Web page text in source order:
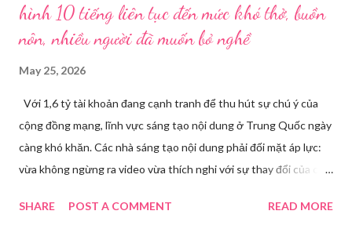
hình 10 tiếng liên tục đến mức khó thở, buồn
nôn, nhiều người đã muốn bỏ nghề
May 25, 2026
Với 1,6 tỷ tài khoản đang cạnh tranh để thu hút sự chú ý của
cộng đồng mạng, lĩnh vực sáng tạo nội dung ở Trung Quốc ngày
càng khó khăn. Các nhà sáng tạo nội dung phải đối mặt áp lực:
vừa không ngừng ra video vừa thích nghi với sự thay đổi của các
Huawei tại Hội nghị Di động Thế giới tại Thượng Hải năm 2021.
SHARE POST A COMMENT READ MORE